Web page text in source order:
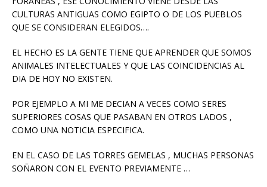
CULTURAS ANTIGUAS COMO EGIPTO O DE LOS PUEBLOS
QUE SE CONSIDERAN ELEGIDOS….
EL HECHO ES LA GENTE TIENE QUE APRENDER QUE SOMOS
ANIMALES INTELECTUALES Y QUE LAS COINCIDENCIAS AL
DIA DE HOY NO EXISTEN.
POR EJEMPLO A MI ME DECIAN A VECES COMO SERES
SUPERIORES COSAS QUE PASABAN EN OTROS LADOS ,
COMO UNA NOTICIA ESPECIFICA.
EN EL CASO DE LAS TORRES GEMELAS , MUCHAS PERSONAS
SOÑARON CON EL EVENTO PREVIAMENTE …